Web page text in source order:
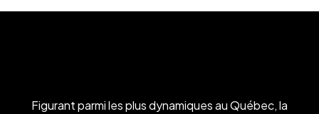
Figurant parmi les plus dynamiques au Québec, la